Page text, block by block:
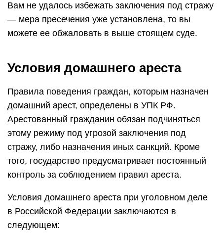
Вам не удалось избежать заключения под стражу
— мера пресечения уже установлена, то вы
можете ее обжаловать в выше стоящем суде.
Условия домашнего ареста
Правила поведения граждан, которым назначен
домашний арест, определены в УПК РФ.
Арестованный гражданин обязан подчиняться
этому режиму под угрозой заключения под
стражу, либо назначения иных санкций. Кроме
того, государство предусматривает постоянный
контроль за соблюдением правил ареста.
Условия домашнего ареста при уголовном деле
в Российской Федерации заключаются в
следующем: